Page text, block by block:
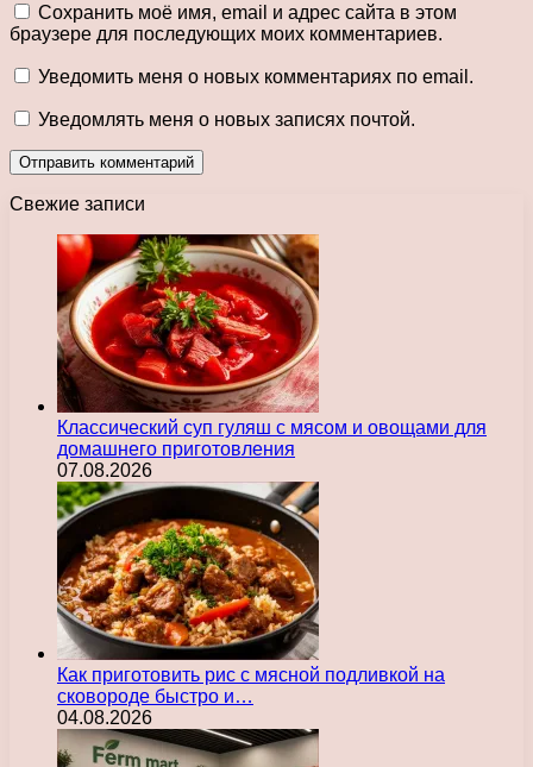
Сохранить моё имя, email и адрес сайта в этом
браузере для последующих моих комментариев.
Уведомить меня о новых комментариях по email.
Уведомлять меня о новых записях почтой.
Свежие записи
Классический суп гуляш с мясом и овощами для
домашнего приготовления
07.08.2026
Как приготовить рис с мясной подливкой на
сковороде быстро и…
04.08.2026